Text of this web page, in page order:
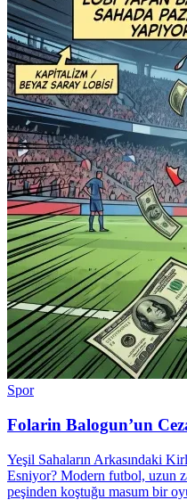
Spor
Folarin Balogun’un
Yeşil Sahaların Arkasındaki
Esniyor? Modern futbol, uzun
peşinden koştuğu masum bir